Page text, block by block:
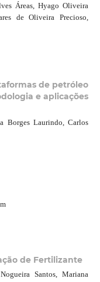
Áreas, Hyago Oliveira
de Oliveira Precioso,
de petróleo
e aplicações
Borges Laurindo, Carlos
de Fertilizante
Santos, Mariana